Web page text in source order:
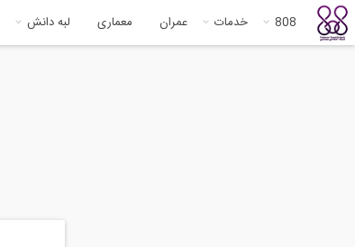
808 خدمات عمران معماری لبه دانش